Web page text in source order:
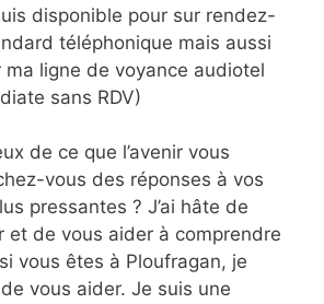
disponible pour sur rendez-
téléphonique mais aussi
ligne de voyance audiotel
sans RDV)
de ce que l’avenir vous
vous des réponses à vos
pressantes ? J’ai hâte de
et de vous aider à comprendre
vous êtes à Ploufragan, je
vous aider. Je suis une